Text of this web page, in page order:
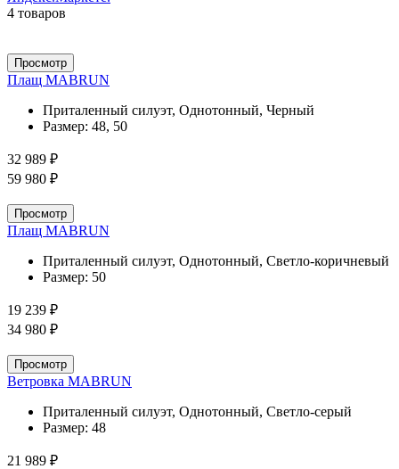
4 товаров
Просмотр
Плащ MABRUN
Приталенный силуэт, Однотонный, Черный
Размер: 48, 50
32 989 ₽
59 980 ₽
Просмотр
Плащ MABRUN
Приталенный силуэт, Однотонный, Светло-коричневый
Размер: 50
19 239 ₽
34 980 ₽
Просмотр
Ветровка MABRUN
Приталенный силуэт, Однотонный, Светло-серый
Размер: 48
21 989 ₽